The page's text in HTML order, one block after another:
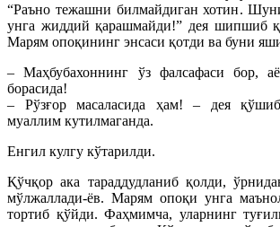
“Раъно тежашни билмайдиган хотин.
унга жиддий қарашмайди!” дея шипшиб
Марям опоқининг энсаси қотди ва буни
– Маҳбубахоннинг ўз фалсафаси бор,
борасида!
– Рўзғор масаласида ҳам! – дея
муаллим кутилмаганда.
Енгил кулгу кўтарилди.
Қўчқор ака тараддудланиб қолди,
мўлжаллади-ёв. Марям опоқи унга
тортиб қўйди. Фаҳмимча, уларнинг